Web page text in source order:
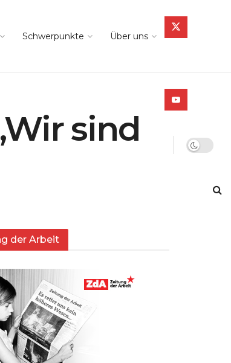
Schwerpunkte Über uns
sind
der Arbeit